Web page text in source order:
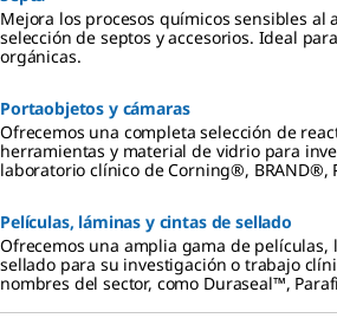
Mejora los procesos químicos sensibles al
selección de septos y accesorios. Ideal
orgánicas.
Portaobjetos y cámaras
Ofrecemos una completa selección de
herramientas y material de vidrio para
laboratorio clínico de Corning®, BRAND®,
Películas, láminas y cintas de sellado
Ofrecemos una amplia gama de películas,
sellado para su investigación o trabajo
nombres del sector, como Duraseal™,